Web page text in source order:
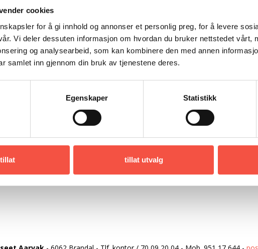
cookies
for å gi innhold og annonser et personlig preg, for å levere
Vi deler dessuten informasjon om hvordan du bruker nettstedet vårt,
og analysearbeid, som kan kombinere den med annen
samlet inn gjennom din bruk av tjenestene deres.
Egenskaper Statistikk
tillat utvalg
1911
Tre
45,4 fot
Bolinder 20 hk